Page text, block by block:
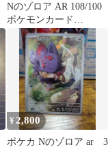
Nのゾロア AR 108/100
ポケモンカード
PokemonCard
¥ 2,800
ポケカ Nのゾロア ar 3